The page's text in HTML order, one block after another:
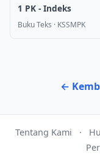
1 PK - Indeks
Buku Teks · KSSMPK
←
Tentang Kami ·